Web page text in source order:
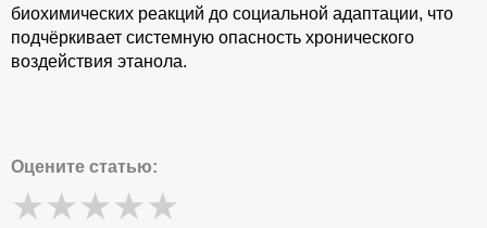
биохимических реакций до социальной адаптации, что
подчёркивает системную опасность хронического
воздействия этанола.
Оцените статью:
★★★★★